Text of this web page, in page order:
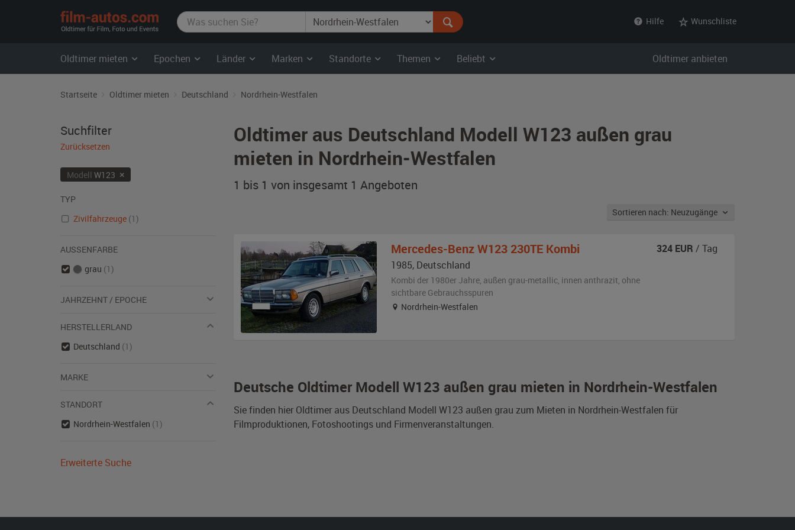
film-
autos.com
Hilfe Wunschliste
Oldtimer mieten Epochen Länder Marken Standorte Themen Beliebt Oldtimer anbieten
Startseite Oldtimer mieten Deutschland Nordrhein-Westfalen
Oldtimer aus Deutschland Modell W123 außen grau
mieten in Nordrhein-Westfalen
1 bis 1 von insgesamt 1 Angeboten
Sortieren nach: Neuzugänge
Deutsche Oldtimer Modell W123 außen grau mieten in Nordrhein-Westfalen
Sie finden hier Oldtimer aus Deutschland Modell W123 außen grau zum Mieten in Nordrhein-Westfalen für
Filmproduktionen, Fotoshootings und Firmenveranstaltungen.
Mercedes-Benz W123 230TE Kombi
1985, Deutschland
Kombi der 1980er Jahre, außen grau-metallic, innen anthrazit, ohne
sichtbare Gebrauchsspuren
Nordrhein-Westfalen
324 EUR / Tag
Suchfilter
Zurücksetzen
Modell W123 ×
TYP
Zivilfahrzeuge (1)
AUSSENFARBE
grau (1)
JAHRZEHNT / EPOCHE
HERSTELLERLAND
Deutschland (1)
MARKE
STANDORT
Nordrhein-Westfalen (1)
Erweiterte Suche